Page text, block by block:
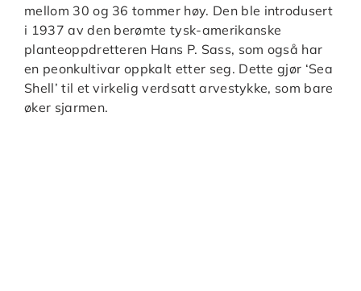
mellom 30 og 36 tommer høy. Den ble introdusert
i 1937 av den berømte tysk-amerikanske
planteoppdretteren Hans P. Sass, som også har
en peonkultivar oppkalt etter seg. Dette gjør ‘Sea
Shell’ til et virkelig verdsatt arvestykke, som bare
øker sjarmen.